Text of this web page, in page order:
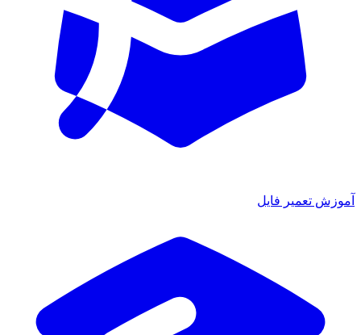
آموزش تعمیر فایل